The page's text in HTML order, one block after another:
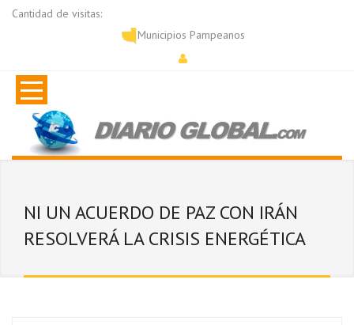
Cantidad de visitas:
Municipios Pampeanos
NI UN ACUERDO DE PAZ CON IRÁN
RESOLVERÁ LA CRISIS ENERGÉTICA